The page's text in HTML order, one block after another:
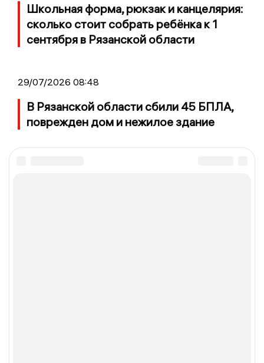
Школьная форма, рюкзак и канцелярия:
сколько стоит собрать ребёнка к 1
сентября в Рязанской области
29/07/2026 08:48
В Рязанской области сбили 45 БПЛА,
поврежден дом и нежилое здание